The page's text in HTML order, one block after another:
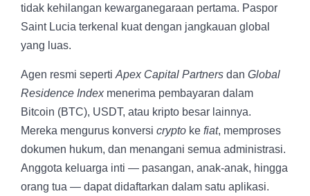
tidak kehilangan kewarganegaraan pertama. Paspor
Saint Lucia terkenal kuat dengan jangkauan global
yang luas.
Agen resmi seperti Apex Capital Partners dan Global
Residence Index menerima pembayaran dalam
Bitcoin (BTC), USDT, atau kripto besar lainnya.
Mereka mengurus konversi crypto ke fiat, memproses
dokumen hukum, dan menangani semua administrasi.
Anggota keluarga inti — pasangan, anak-anak, hingga
orang tua — dapat didaftarkan dalam satu aplikasi.